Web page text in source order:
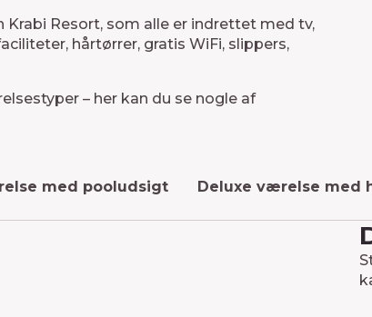
Krabi Resort, som alle er indrettet med tv,
hårtørrer, gratis WiFi, slippers,
– her kan du se nogle af
med pooludsigt Deluxe værelse med